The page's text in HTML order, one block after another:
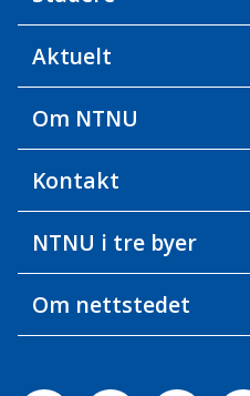
Aktuelt
Om NTNU
Kontakt
NTNU i tre byer
Om nettstedet